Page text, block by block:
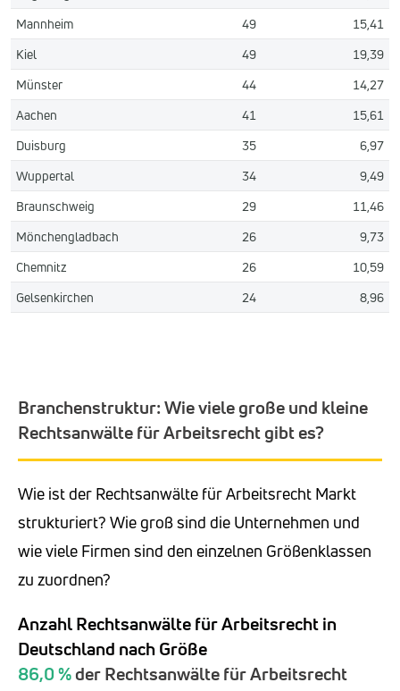
Mannheim
49
15,41
Kiel
49
19,39
Münster
44
14,27
Aachen
41
15,61
Duisburg
35
6,97
Wuppertal
34
9,49
Braunschweig
29
11,46
Mönchengladbach
26
9,73
Chemnitz
26
10,59
Gelsenkirchen
24 8,96
Branchenstruktur: Wie viele große und kleine
Rechtsanwälte für Arbeitsrecht gibt es?
Wie ist der Rechtsanwälte für Arbeitsrecht Markt
strukturiert? Wie groß sind die Unternehmen und
wie viele Firmen sind den einzelnen Größenklassen
zu zuordnen?
Anzahl Rechtsanwälte für Arbeitsrecht in
Deutschland nach Größe
86,0 %der Rechtsanwälte für Arbeitsrecht